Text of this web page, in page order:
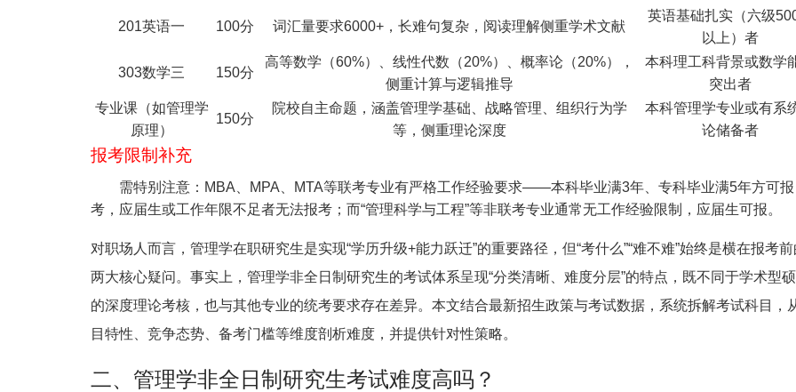
201英语一 100分 词汇量要求6000+，长难句复杂，阅读理解侧重学术文献
英语基础扎实（六级
以上）者
303数学三 150分
高等数学（60%）、线性代数（20%）、概率论（20%），
侧重计算与逻辑推导
本科理工科背景或数学
突出者
专业课（如管理学
原理）
150分
院校自主命题，涵盖管理学基础、战略管理、组织行为学
等，侧重理论深度
本科管理学专业或有系
论储备者
报考限制补充
需特别注意：MBA、MPA、MTA等联考专业有严格工作经验要求——本科毕业满3年、专科毕业满5年方可报
考，应届生或工作年限不足者无法报考；而“管理科学与工程”等非联考专业通常无工作经验限制，应届生可报。
对职场人而言， 管理学在职研究生是实现“学历升级+能力跃迁”的重要路径，但“考什么”“难不难”始终是横在报考前
两大核心疑问。事实上，管理学非全日制研究生的考试体系呈现“分类清晰、难度分层”的特点，既不同于学术型
的深度理论考核，也与其他专业的统考要求存在差异。本文结合最新招生政策与考试数据，系统拆解考试科目，
目特性、竞争态势、备考门槛等维度剖析难度，并提供针对性策略。
二、管理学非全日制研究生考试难度高吗？